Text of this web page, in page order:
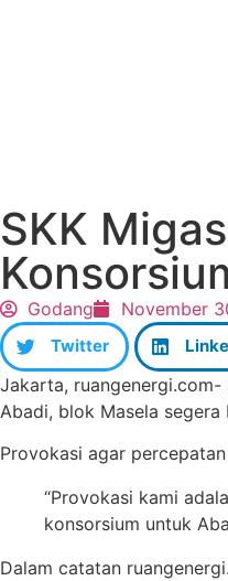
SKK
Godang November
Twitter
Jakarta, ruangenergi.com-
Abadi, blok Masela segera
Provokasi agar
“Provokasi kami
konsorsium untuk
Dalam catatan